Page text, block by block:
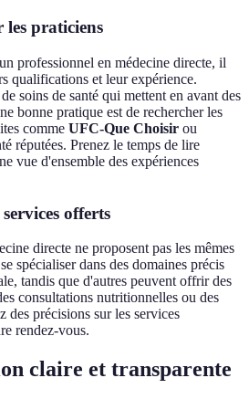
les praticiens
professionnel en médecine directe, il
qualifications et leur expérience.
soins de santé qui mettent en avant des
bonne pratique est de rechercher les
comme UFC-Que Choisir ou
réputées. Prenez le temps de lire
vue d'ensemble des expériences
offerts
directe ne proposent pas les mêmes
spécialiser dans des domaines précis
tandis que d'autres peuvent offrir des
consultations nutritionnelles ou des
des précisions sur les services
rendez-vous.
claire et transparente